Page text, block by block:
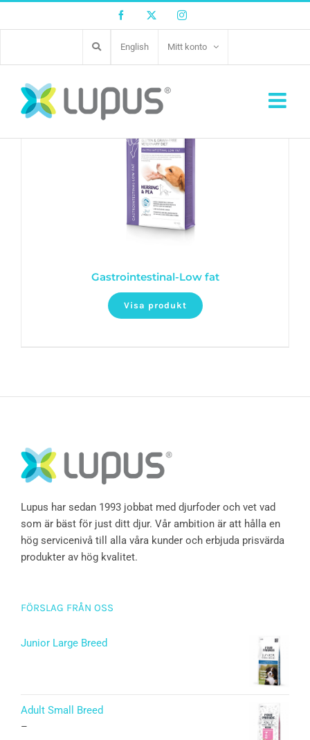
Facebook Twitter Instagram
English Mitt konto
Gastrointestinal-Low fat
Visa produkt
Lupus har sedan 1993 jobbat med djurfoder och vet vad
som är bäst för just ditt djur. Vår ambition är att hålla en
hög servicenivå till alla våra kunder och erbjuda prisvärda
produkter av hög kvalitet.
FÖRSLAG FRÅN OSS
Junior Large Breed
Adult Small Breed
–